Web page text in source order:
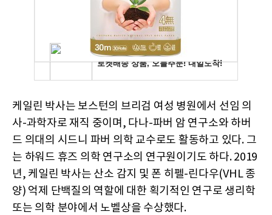
케일린 박사는 보스턴의 브리검 여성 병원에서 선임 의
사-과학자로 재직 중이며, 다나-파버 암 연구소와 하버
드 의대의 시드니 파버 의학 교수로도 활동하고 있다. 그
는 하워드 휴즈 의학 연구소의 연구원이기도 하다. 2019
년, 케일린 박사는 산소 감지 및 폰 히펠-린다우(VHL 종
양) 억제 단백질의 역할에 대한 획기적인 연구로 생리학
또는 의학 분야에서 노벨상을 수상했다.